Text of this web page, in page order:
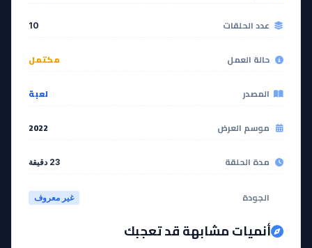
عدد الحلقات 10
حالة العمل مكتمل
المصدر لعبة
موسم العرض 2022
مدة الحلقة 23 دقيقة
الجودة غير معروف
أنميات مشابهة قد تعجبك